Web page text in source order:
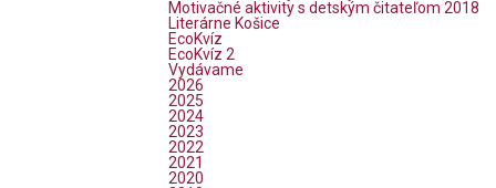
Motivačné aktivity s detským čitateľom 2018
Literárne Košice
EcoKvíz
EcoKvíz 2
Vydávame
2026
2025
2024
2023
2022
2021
2020